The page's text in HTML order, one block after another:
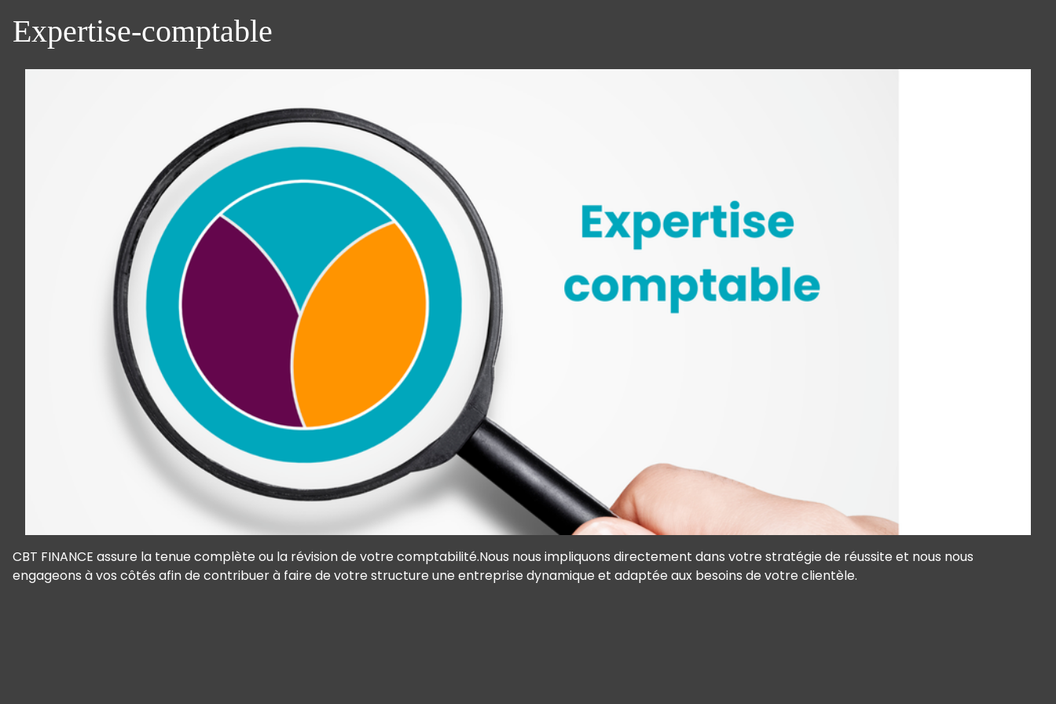
Expertise-comptable
CBT FINANCE assure la tenue complète ou la révision de votre comptabilité.Nous nous impliquons directement dans votre stratégie de réussite et nous nous
engageons à vos côtés afin de contribuer à faire de votre structure une entreprise dynamique et adaptée aux besoins de votre clientèle.